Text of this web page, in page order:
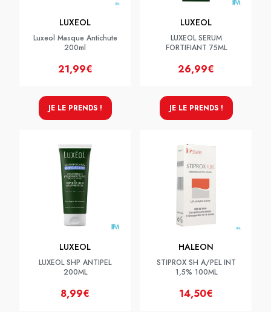
LUXEOL
Luxeol Masque Antichute
200ml
21,99€
JE LE PRENDS !
LUXEOL
LUXEOL SERUM
FORTIFIANT 75ML
26,99€
JE LE PRENDS !
LUXEOL
LUXEOL SHP ANTIPEL
200ML
8,99€
HALEON
STIPROX SH A/PEL INT
1,5% 100ML
14,50€